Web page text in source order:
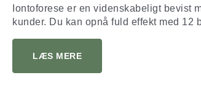
Iontoforese er en videnskabeligt bevist
kunder. Du kan opnå fuld effekt med 12
LÆS MERE